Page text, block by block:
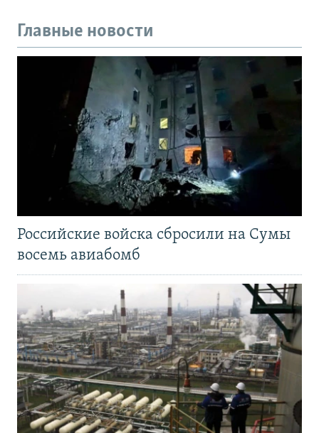
Главные новости
Российские войска сбросили на Сумы
восемь авиабомб